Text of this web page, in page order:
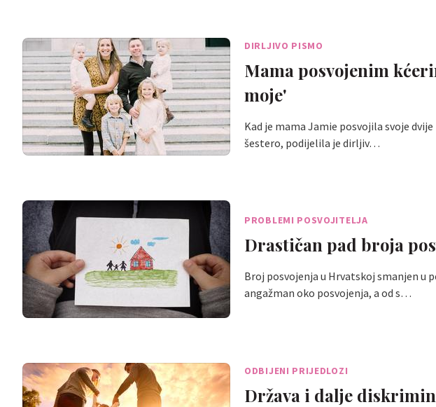
DIRLJIVO PISMO
Mama posvojenim
moje'
Kad je mama Jamie posvojila svoje
šestero, podijelila je dirljiv…
PROBLEMI POSVOJITELJA
Drastičan pad broja
Broj posvojenja u Hrvatskoj smanjen u
angažman oko posvojenja, a od s…
ODBIJENI PRIJEDLOZI
Država i dalje